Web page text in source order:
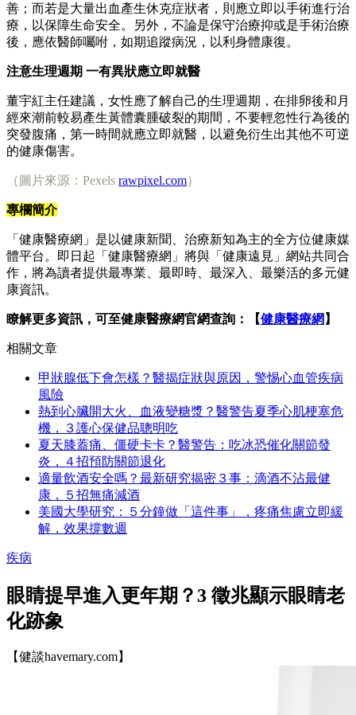
善；而若是大量出血產生休克症狀者，則應立即以手術進行治
療，以保障生命安全。另外，不論是保守治療抑或是手術治療
後，應依醫師囑咐，如期追蹤病況，以利身體康復。
注意生理週期 一有異狀應立即就醫
董宇紅主任建議，女性應了解自己的生理週期，在排卵後和月
經來潮前較易產生黃體囊腫破裂的期間，不要輕忽性行為後的
突發腹痛，第一時間就應立即就醫，以避免衍生出其他不可逆
的健康傷害。
（圖片來源：Pexels rawpixel.com）
專欄簡介
「健康醫療網」是以健康新聞、治療新知為主的全方位健康媒
體平台。即日起「健康醫療網」將與「健康遠見」網站共同合
作，將為讀者提供最專業、最即時、最深入、最樂活的多元健
康資訊。
瞭解更多資訊，可至健康醫療網官網查詢：【健康醫療網 】
相關文章
甲狀腺低下會怎樣？醫揭症狀與原因，警惕心血管疾病
風險
熱到心臟開大火、血液變糖漿？醫警告夏季心肌梗塞危
機，３護心保健品聰明吃
夏天膝蓋痛、僵硬卡卡？醫警告：吃冰恐催化關節發
炎，４招預防關節退化
適量飲酒安全嗎？最新研究揭密３事：滴酒不沾最健
康，５招無痛減酒
美國大學研究：５分鐘做「這件事」，疼痛焦慮立即緩
解，效果撐數週
疾病
眼睛提早進入更年期？3 徵兆顯示眼睛老
化跡象
【健談havemary.com】